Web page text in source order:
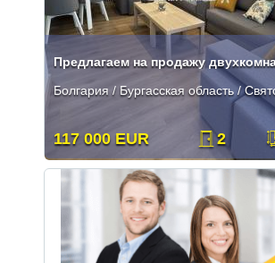
Болгария / Бургасская область /
117 000 EUR 2